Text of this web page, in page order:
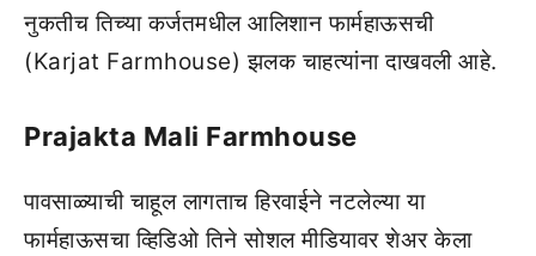
नुकतीच तिच्या कर्जतमधील आलिशान फार्महाऊसची
(Karjat Farmhouse) झलक चाहत्यांना दाखवली आहे.
Prajakta Mali Farmhouse
पावसाळ्याची चाहूल लागताच हिरवाईने नटलेल्या या
फार्महाऊसचा व्हिडिओ तिने सोशल मीडियावर शेअर केला